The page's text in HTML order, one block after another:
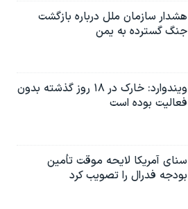
هشدار سازمان ملل درباره بازگشت
جنگ گسترده به یمن
ویندوارد: خارک در ۱۸ روز گذشته بدون
فعالیت بوده است
سنای آمریکا لایحه موقت تأمین
بودجه فدرال را تصویب کرد